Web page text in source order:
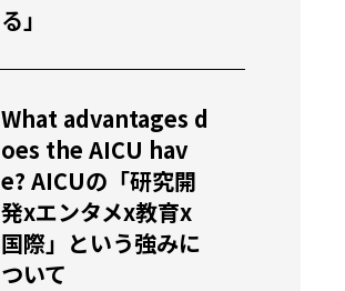
る」
What advantages d
oes the AICU hav
e? AICUの「研究開
発xエンタメx教育x
国際」という強みに
ついて